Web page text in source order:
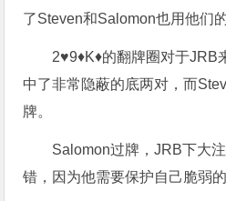
了Steven和Salomon也用他们
2♥9♦K♦的翻牌圈对于JRB
中了非常隐蔽的底两对，而
牌。
Salomon过牌，JRB下大
错，因为他需要保护自己脆弱的